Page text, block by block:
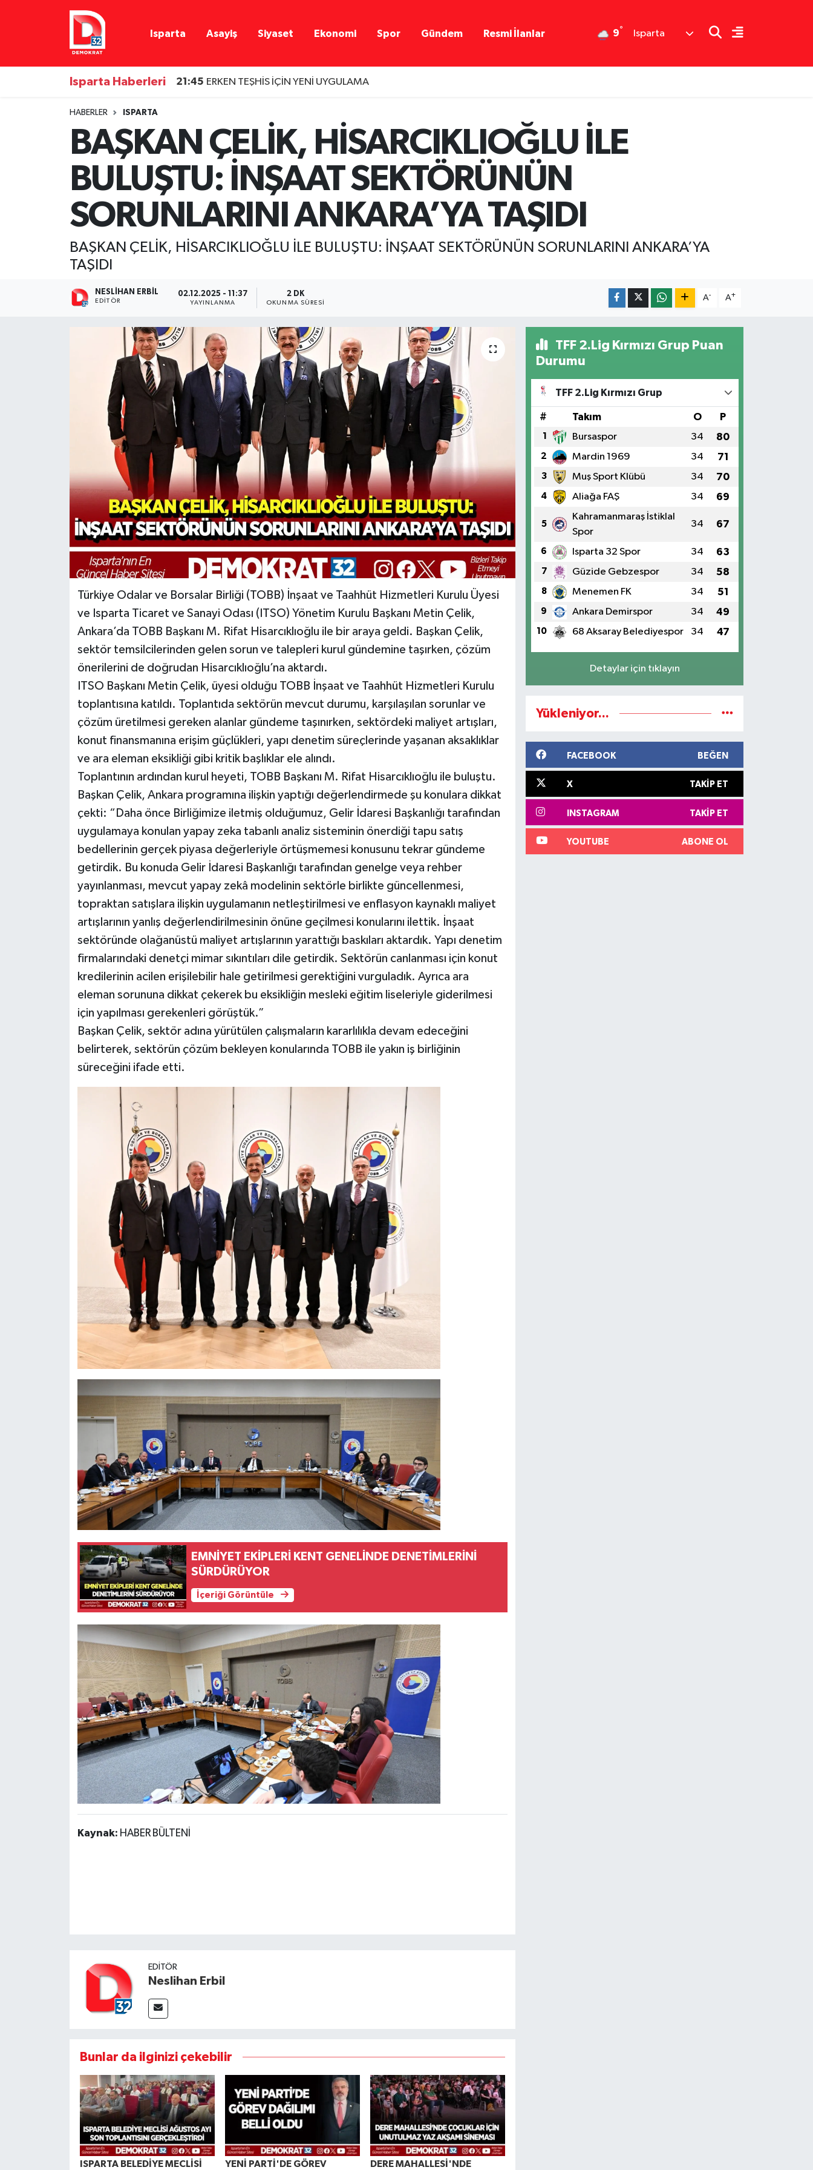
Isparta Asayiş Siyaset Ekonomi Spor Gündem Resmi İlanlar 9° Isparta
Isparta Haberleri 21:45 ERKEN TEŞHİS İÇİN YENİ UYGULAMA
HABERLER ISPARTA
BAŞKAN ÇELİK, HİSARCIKLIOĞLU İLE
BULUŞTU: İNŞAAT SEKTÖRÜNÜN
SORUNLARINI ANKARA’YA TAŞIDI
BAŞKAN ÇELİK, HİSARCIKLIOĞLU İLE BULUŞTU: İNŞAAT SEKTÖRÜNÜN SORUNLARINI ANKARA’YA
TAŞIDI
NESLIHAN ERBIL
EDITÖR
02.12.2025 - 11:37
YAYINLANMA
2 DK
OKUNMA SÜRESI
A- A+
Türkiye Odalar ve Borsalar Birliği (TOBB) İnşaat ve Taahhüt Hizmetleri Kurulu Üyesi
ve Isparta Ticaret ve Sanayi Odası (ITSO) Yönetim Kurulu Başkanı Metin Çelik,
Ankara’da TOBB Başkanı M. Rifat Hisarcıklıoğlu ile bir araya geldi. Başkan Çelik,
sektör temsilcilerinden gelen sorun ve talepleri kurul gündemine taşırken, çözüm
önerilerini de doğrudan Hisarcıklıoğlu’na aktardı.
ITSO Başkanı Metin Çelik, üyesi olduğu TOBB İnşaat ve Taahhüt Hizmetleri Kurulu
toplantısına katıldı. Toplantıda sektörün mevcut durumu, karşılaşılan sorunlar ve
çözüm üretilmesi gereken alanlar gündeme taşınırken, sektördeki maliyet artışları,
konut finansmanına erişim güçlükleri, yapı denetim süreçlerinde yaşanan aksaklıklar
ve ara eleman eksikliği gibi kritik başlıklar ele alındı.
Toplantının ardından kurul heyeti, TOBB Başkanı M. Rifat Hisarcıklıoğlu ile buluştu.
Başkan Çelik, Ankara programına ilişkin yaptığı değerlendirmede şu konulara dikkat
çekti: “Daha önce Birliğimize iletmiş olduğumuz, Gelir İdaresi Başkanlığı tarafından
uygulamaya konulan yapay zeka tabanlı analiz sisteminin önerdiği tapu satış
bedellerinin gerçek piyasa değerleriyle örtüşmemesi konusunu tekrar gündeme
getirdik. Bu konuda Gelir İdaresi Başkanlığı tarafından genelge veya rehber
yayınlanması, mevcut yapay zekâ modelinin sektörle birlikte güncellenmesi,
topraktan satışlara ilişkin uygulamanın netleştirilmesi ve enflasyon kaynaklı maliyet
artışlarının yanlış değerlendirilmesinin önüne geçilmesi konularını ilettik. İnşaat
sektöründe olağanüstü maliyet artışlarının yarattığı baskıları aktardık. Yapı denetim
firmalarındaki denetçi mimar sıkıntıları dile getirdik. Sektörün canlanması için konut
kredilerinin acilen erişilebilir hale getirilmesi gerektiğini vurguladık. Ayrıca ara
eleman sorununa dikkat çekerek bu eksikliğin mesleki eğitim liseleriyle giderilmesi
için yapılması gerekenleri görüştük.”
Başkan Çelik, sektör adına yürütülen çalışmaların kararlılıkla devam edeceğini
belirterek, sektörün çözüm bekleyen konularında TOBB ile yakın iş birliğinin
süreceğini ifade etti.
EMNİYET EKİPLERİ KENT GENELİNDE DENETİMLERİNİ
SÜRDÜRÜYOR
İçeriği Görüntüle
Kaynak: HABER BÜLTENİ
EDITÖR
Neslihan Erbil
Bunlar da ilginizi çekebilir
ISPARTA BELEDİYE MECLİSİ YENİ PARTİ'DE GÖREV DERE MAHALLESİ'NDE
TFF 2.Lig Kırmızı Grup Puan
Durumu
TFF 2.Lig Kırmızı Grup
# Takım O P
1 Bursaspor 34 80
2 Mardin 1969 34 71
3 Muş Sport Klübü 34 70
4 Aliağa FAŞ 34 69
5
Kahramanmaraş İstiklal
Spor
34 67
6 Isparta 32 Spor 34 63
7 Güzide Gebzespor 34 58
8 Menemen FK 34 51
9 Ankara Demirspor 34 49
10 68 Aksaray Belediyespor 34 47
Detaylar için tıklayın
Yükleniyor...
FACEBOOK BEĞEN
X TAKIP ET
INSTAGRAM TAKIP ET
YOUTUBE ABONE OL
Isparta Nöbetçi Eczaneler
Isparta Hava Durumu
Isparta Namaz Vakitleri
Isparta Trafik Yoğunluk Haritası
Süper Lig Puan Durumu ve Fikstür
Tüm Manşetler
Haber Arşivi